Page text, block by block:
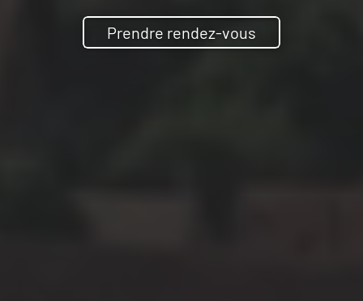
Prendre rendez-vous